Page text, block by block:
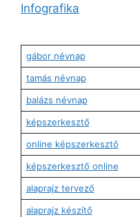
Infografika
gábor névnap
tamás névnap
balázs névnap
képszerkesztő
online képszerkesztő
képszerkesztő online
alaprajz tervező
alaprajz készítő